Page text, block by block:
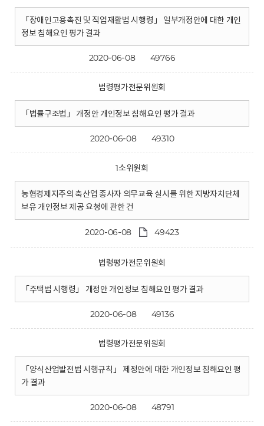
「장애인고용촉진 및 직업재활법 시행령」 일부개정안에 대한 개인
정보 침해요인 평가 결과
2020-06-08 49766
법령평가전문위원회
「법률구조법」 개정안 개인정보 침해요인 평가 결과
2020-06-08 49310
1소위원회
농협경제지주의 축산업 종사자 의무교육 실시를 위한 지방자치단체
보유 개인정보 제공 요청에 관한 건
2020-06-08 49423
법령평가전문위원회
「주택법 시행령」 개정안 개인정보 침해요인 평가 결과
2020-06-08 49136
법령평가전문위원회
「양식산업발전법 시행규칙」 제정안에 대한 개인정보 침해요인 평
가 결과
2020-06-08 48791